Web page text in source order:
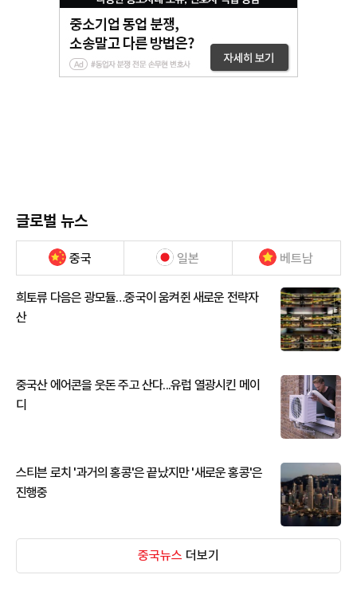
글로벌 뉴스
중국 일본 베트남
희토류 다음은 광모듈…중국이 움켜쥔 새로운 전략자
산
중국산 에어콘을 웃돈 주고 산다...유럽 열광시킨 메이
디
스티븐 로치 '과거의 홍콩'은 끝났지만 '새로운 홍콩'은
진행중
중국뉴스 더보기